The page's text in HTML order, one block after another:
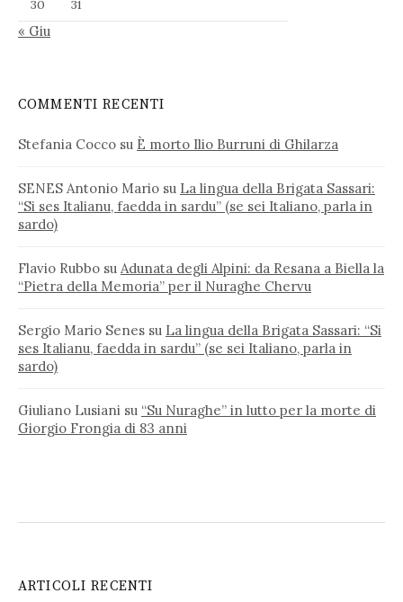
30
31
« Giu
COMMENTI RECENTI
Stefania Cocco su È morto Ilio Burruni di Ghilarza
SENES Antonio Mario su La lingua della Brigata Sassari:
“Si ses Italianu, faedda in sardu” (se sei Italiano, parla in
sardo)
Flavio Rubbo su Adunata degli Alpini: da Resana a Biella la
“Pietra della Memoria” per il Nuraghe Chervu
Sergio Mario Senes su La lingua della Brigata Sassari: “Si
ses Italianu, faedda in sardu” (se sei Italiano, parla in
sardo)
Giuliano Lusiani su “Su Nuraghe” in lutto per la morte di
Giorgio Frongia di 83 anni
ARTICOLI RECENTI